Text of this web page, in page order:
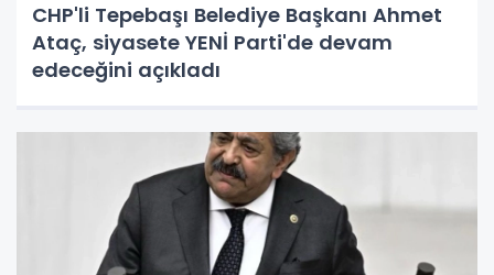
CHP'li Tepebaşı Belediye Başkanı Ahmet
Ataç, siyasete YENİ Parti'de devam
edeceğini açıkladı